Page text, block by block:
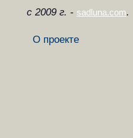
с 2009 г. - sadluna.com.
О проекте